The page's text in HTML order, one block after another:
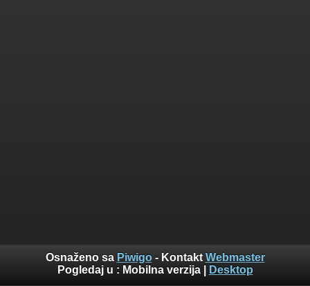
Osnaženo sa Piwigo- Kontakt Webmaster
Pogledaj u : Mobilna verzija| Desktop